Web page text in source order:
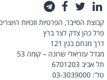
לינקדאין
טוויטרפייסבוק
קבוצת הסייבר, הפרטיות וזכויות
פרל כהן צדק לצר ברץ
דרך מנחם בגין 121
מגדל עזריאלי שרונה – קומה 53
תל אביב 6701203
טל': 03-3039000